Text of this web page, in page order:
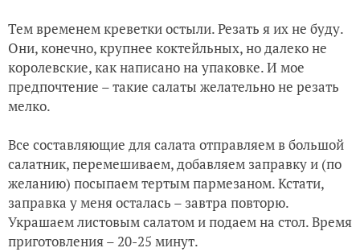
Тем временем креветки остыли. Резать я их не буду.
Они, конечно, крупнее коктейльных, но далеко не
королевские, как написано на упаковке. И мое
предпочтение – такие салаты желательно не резать
мелко.
Все составляющие для салата отправляем в большой
салатник, перемешиваем, добавляем заправку и (по
желанию) посыпаем тертым пармезаном. Кстати,
заправка у меня осталась – завтра повторю.
Украшаем листовым салатом и подаем на стол. Время
приготовления – 20-25 минут.